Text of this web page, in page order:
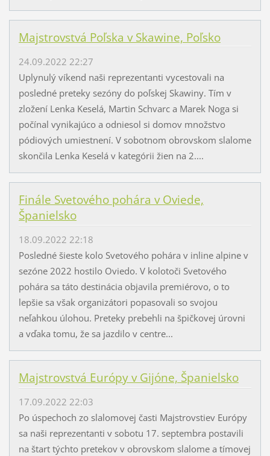
Majstrovstvá Poľska v Skawine, Poľsko
24.09.2022 22:27
Uplynulý víkend naši reprezentanti vycestovali na
posledné preteky sezóny do poľskej Skawiny. Tím v
zložení Lenka Keselá, Martin Schvarc a Marek Noga si
počínal vynikajúco a odniesol si domov množstvo
pódiových umiestnení. V sobotnom obrovskom slalome
skončila Lenka Keselá v kategórii žien na 2....
Finále Svetového pohára v Oviede,
Španielsko
18.09.2022 22:18
Posledné šieste kolo Svetového pohára v inline alpine v
sezóne 2022 hostilo Oviedo. V kolotoči Svetového
pohára sa táto destinácia objavila premiérovo, o to
lepšie sa však organizátori popasovali so svojou
neľahkou úlohou. Preteky prebehli na špičkovej úrovni
a vďaka tomu, že sa jazdilo v centre...
Majstrovstvá Európy v Gijóne, Španielsko
17.09.2022 22:03
Po úspechoch zo slalomovej časti Majstrovstiev Európy
sa naši reprezentanti v sobotu 17. septembra postavili
na štart týchto pretekov v obrovskom slalome a tímovej